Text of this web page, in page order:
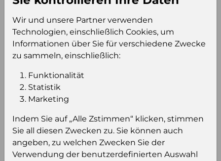
Stückzahl pro
Palette
600
Einloggen um den Preis zu
Sie müssen eingeloggt sein, um Preise zu
sehen und/oder dieses Produkt zu kaufen.
Einloggen Anmeldung für B2B Konto
Wir und unsere Partner verwenden
Technologien, einschließlich Cookies, um
Informationen über Sie für verschiedene Zwecke
zu sammeln, einschließlich:
Funktionalität
Statistik
Marketing
Indem Sie auf „Alle Zstimmen“ klicken, stimmen
Sie all diesen Zwecken zu. Sie können auch
angeben, zu welchen Zwecken Sie der
Verwendung der benutzerdefinierten Auswahl